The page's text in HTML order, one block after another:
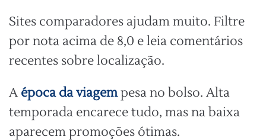
Sites comparadores ajudam muito. Filtre
por nota acima de 8,0 e leia comentários
recentes sobre localização.
A época da viagempesa no bolso. Alta
temporada encarece tudo, mas na baixa
aparecem promoções ótimas.